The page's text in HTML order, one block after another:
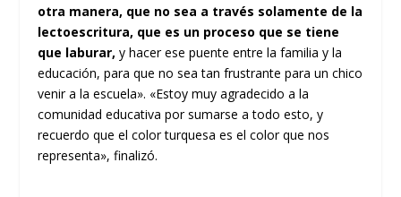
otra manera, que no sea a través solamente de la
lectoescritura, que es un proceso que se tiene
que laburar, y hacer ese puente entre la familia y la
educación, para que no sea tan frustrante para un chico
venir a la escuela». «Estoy muy agradecido a la
comunidad educativa por sumarse a todo esto, y
recuerdo que el color turquesa es el color que nos
representa», finalizó.